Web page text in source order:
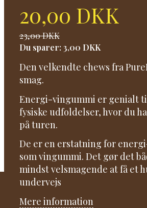
20,00 DKK
23,00 DKK
Du sparer: 3,00 DKK
Den velkendte chews fra
smag.
Energi-vingummi er genialt
fysiske udfoldelser, hvor du
på turen.
De er en erstatning for
som vingummi. Det gør det
mindst velsmagende at få et
undervejs
Mere information